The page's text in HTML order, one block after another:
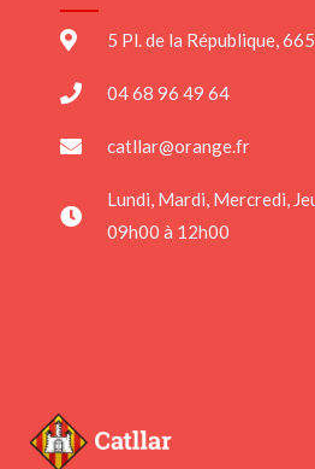
5 Pl. de la République,
04 68 96 49 64
catllar@orange.fr
Lundi, Mardi, Mercredi,
09h00 à 12h00